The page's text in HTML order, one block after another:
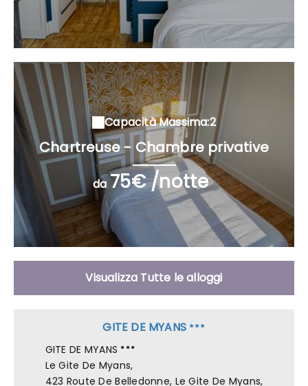
Capacità Massima:2
Chartreuse - Chambre privative
da 75€ /notte
Visualizza Tutte le alloggi
GITE DE MYANS
GITE DE MYANS
Le Gite De Myans,
423 Route De Belledonne, Le Gite De Myans,